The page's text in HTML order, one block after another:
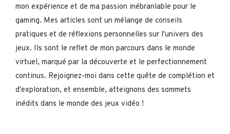
mon expérience et de ma passion inébranlable pour le
gaming. Mes articles sont un mélange de conseils
pratiques et de réflexions personnelles sur l'univers des
jeux. Ils sont le reflet de mon parcours dans le monde
virtuel, marqué par la découverte et le perfectionnement
continus. Rejoignez-moi dans cette quête de complétion et
d'exploration, et ensemble, atteignons des sommets
inédits dans le monde des jeux vidéo !